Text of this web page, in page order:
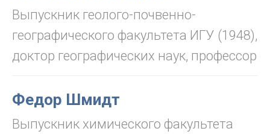
Выпускник геолого-почвенно-
географического факультета ИГУ (1948),
доктор географических наук, профессор
Федор Шмидт
Выпускник химического факультета